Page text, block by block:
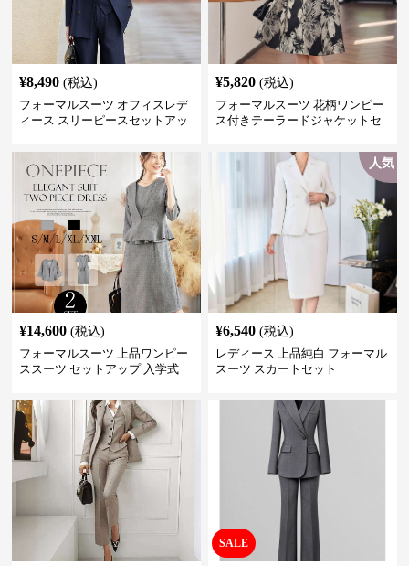
¥8,490 (税込)
フォーマルスーツ オフィスレデ
ィース スリーピースセットアッ
¥5,820 (税込)
フォーマルスーツ 花柄ワンピー
ス付きテーラードジャケットセ
¥14,600 (税込)
フォーマルスーツ 上品ワンピー
ススーツ セットアップ 入学式
人気
¥6,540 (税込)
レディース 上品純白 フォーマル
スーツ スカートセット
SALE